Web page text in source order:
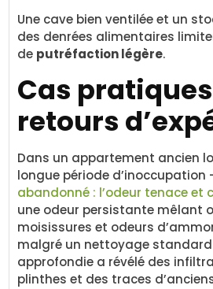
Une cave bien ventilée et un
des denrées alimentaires
de putréfaction légère.
Cas
retours
Dans un appartement ancien
longue période d’inoccupation
abandonné : l’odeur tenace et
une odeur persistante mêlant
moisissures et odeurs
malgré un nettoyage
approfondie a révélé des
plinthes et des traces